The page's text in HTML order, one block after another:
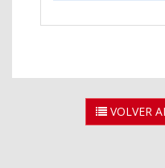
VOLVER